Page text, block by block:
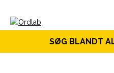
SØG BLANDT